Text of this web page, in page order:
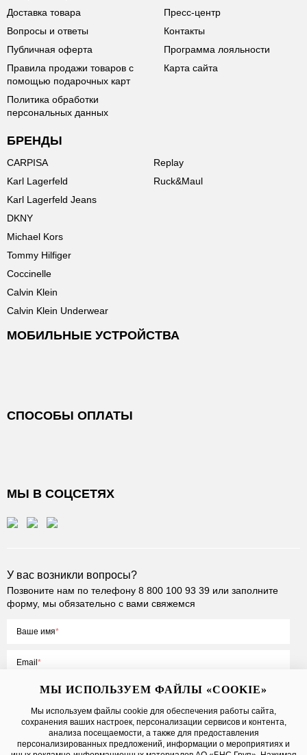
Доставка товара
Вопросы и ответы
Публичная оферта
Правила продажи товаров с
помощью подарочных карт
Политика обработки
персональных данных
Пресс-центр
Контакты
Программа лояльности
Карта сайта
БРЕНДЫ
CARPISA
Karl Lagerfeld
Karl Lagerfeld Jeans
DKNY
Michael Kors
Tommy Hilfiger
Coccinelle
Calvin Klein
Calvin Klein Underwear
Replay
Ruck&Maul
МОБИЛЬНЫЕ УСТРОЙСТВА
СПОСОБЫ ОПЛАТЫ
МЫ В СОЦСЕТЯХ
У вас возникли вопросы?
Позвоните нам по телефону 8 800 100 93 39 или заполните
форму, мы обязательно с вами свяжемся
Ваше имя
Email
Нажимая на кнопку «Отправить», вы принимаете условияПубличной
оферты, даетесогласие на обработку персональных данных
МЫ ИСПОЛЬЗУЕМ ФАЙЛЫ «COOKIE»
Мы используем файлы cookie для обеспечения работы сайта,
сохранения ваших настроек, персонализации сервисов и контента,
анализа посещаемости, а также для предоставления
персонализированных предложений, информации о мероприятиях и